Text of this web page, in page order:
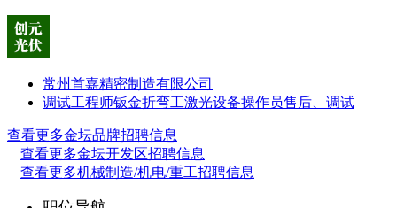
常州首嘉精密制造有限公司
调试工程师钣金折弯工激光设备操作员售后、调试
查看更多金坛品牌招聘信息
查看更多金坛开发区招聘信息
查看更多机械制造/机电/重工招聘信息